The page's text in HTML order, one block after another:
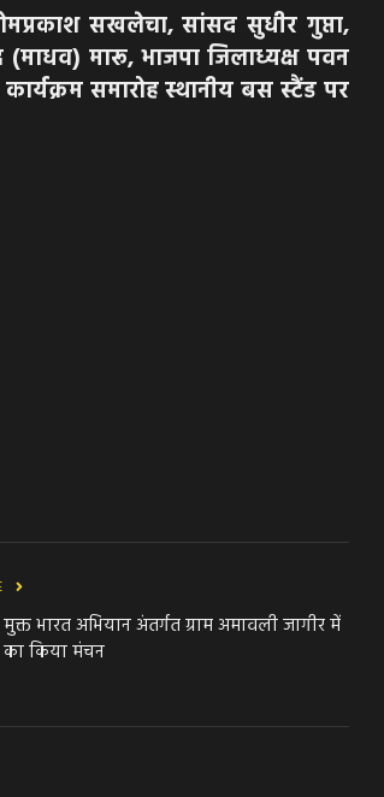
सखलेचा, सांसद सुधीर गुप्ता,
मारू, भाजपा जिलाध्यक्ष पवन
समारोह स्थानीय बस स्टैंड पर
भारत अभियान अंतर्गत ग्राम अमावली जागीर में
किया मंचन